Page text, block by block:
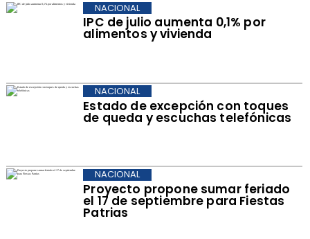
IPC de julio aumenta 0,1% por
alimentos y vivienda
NACIONAL
Estado de excepción con toques
de queda y escuchas telefónicas
NACIONAL
Proyecto propone sumar feriado
el 17 de septiembre para Fiestas
Patrias
NACIONAL